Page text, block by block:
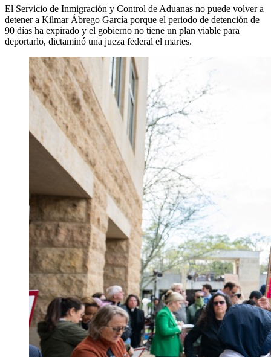
El Servicio de Inmigración y Control de Aduanas no puede volver a
detener a Kilmar Ábrego García porque el periodo de detención de
90 días ha expirado y el gobierno no tiene un plan viable para
deportarlo, dictaminó una jueza federal el martes.